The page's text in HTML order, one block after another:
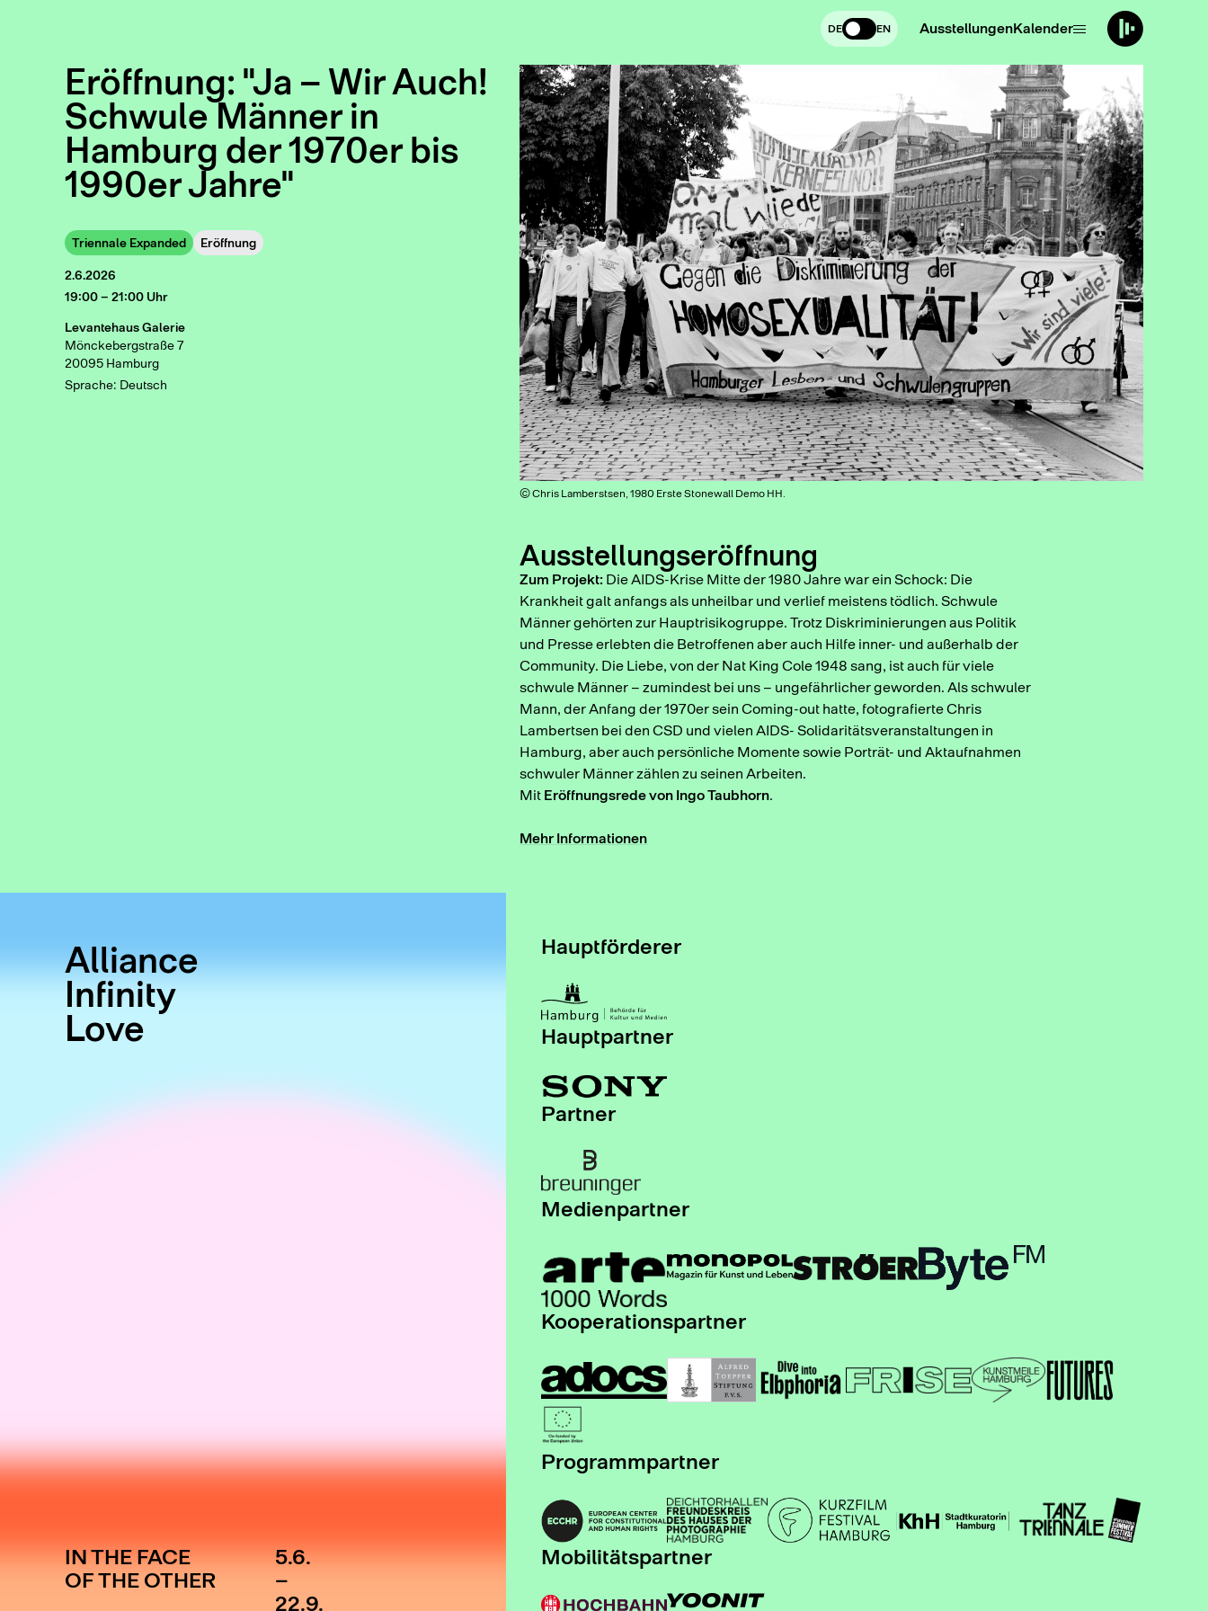
DE EN AusstellungenKalender
Eröffnung: "Ja – Wir Auch!
Schwule Männer in
Hamburg der 1970er bis
1990er Jahre"
Triennale Expanded Eröffnung
2.6.2026
19:00 – 21:00 Uhr
Levantehaus Galerie
Mönckebergstraße 7
20095 Hamburg
Sprache: Deutsch
© Chris Lamberstsen, 1980 Erste Stonewall Demo HH.
Ausstellungseröffnung
Zum Projekt: Die AIDS-Krise Mitte der 1980 Jahre war ein Schock: Die
Krankheit galt anfangs als unheilbar und verlief meistens tödlich. Schwule
Männer gehörten zur Hauptrisikogruppe. Trotz Diskriminierungen aus Politik
und Presse erlebten die Betroffenen aber auch Hilfe inner- und außerhalb der
Community. Die Liebe, von der Nat King Cole 1948 sang, ist auch für viele
schwule Männer – zumindest bei uns – ungefährlicher geworden. Als schwuler
Mann, der Anfang der 1970er sein Coming-out hatte, fotografierte Chris
Lambertsen bei den CSD und vielen AIDS- Solidaritätsveranstaltungen in
Hamburg, aber auch persönliche Momente sowie Porträt- und Aktaufnahmen
schwuler Männer zählen zu seinen Arbeiten.
Mit Eröffnungsrede von Ingo Taubhorn.
Mehr Informationen
Alliance
Infinity
Love
IN THE FACE
OF THE OTHER
5.6.
–
22.9.
Hauptförderer
Hauptpartner
Partner
Medienpartner
Kooperationspartner
Programmpartner
Mobilitätspartner